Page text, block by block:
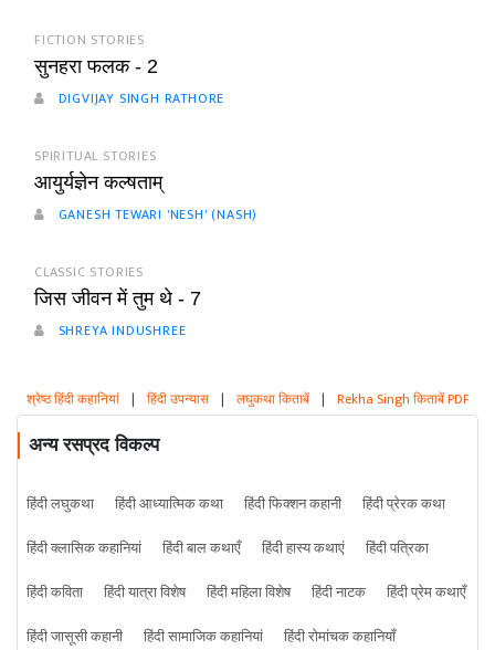
FICTION STORIES
सुनहरा फलक - 2
DIGVIJAY SINGH RATHORE
SPIRITUAL STORIES
आयुर्यज्ञेन कल्षताम्
GANESH TEWARI 'NESH' (NASH)
CLASSIC STORIES
जिस जीवन में तुम थे - 7
SHREYA INDUSHREE
श्रेष्ठ हिंदी कहानियां | हिंदी उपन्यास | लघुकथा किताबें | Rekha Singh किताबें PDF
अन्य रसप्रद विकल्प
हिंदी लघुकथा हिंदी आध्यात्मिक कथा हिंदी फिक्शन कहानी
हिंदी प्रेरक कथा
हिंदी क्लासिक कहानियां
हिंदी बाल कथाएँ हिंदी हास्य कथाएं
हिंदी पत्रिका
हिंदी कविता
हिंदी यात्रा विशेष हिंदी महिला विशेष हिंदी नाटक
हिंदी प्रेम कथाएँ
हिंदी जासूसी कहानी
हिंदी सामाजिक कहानियां
हिंदी रोमांचक कहानियाँ